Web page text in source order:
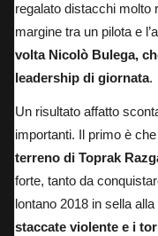
regalato distacchi molto
margine tra un pilota e
volta Nicolò Bulega,
leadership di giornata.
Un risultato affatto
importanti. Il primo è che
terreno di Toprak
forte, tanto da
lontano 2018 in sella
staccate violente e i